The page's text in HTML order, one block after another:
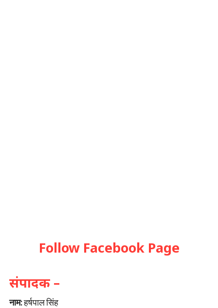
Follow Facebook Page
संपादक –
नाम:हर्षपाल सिंह